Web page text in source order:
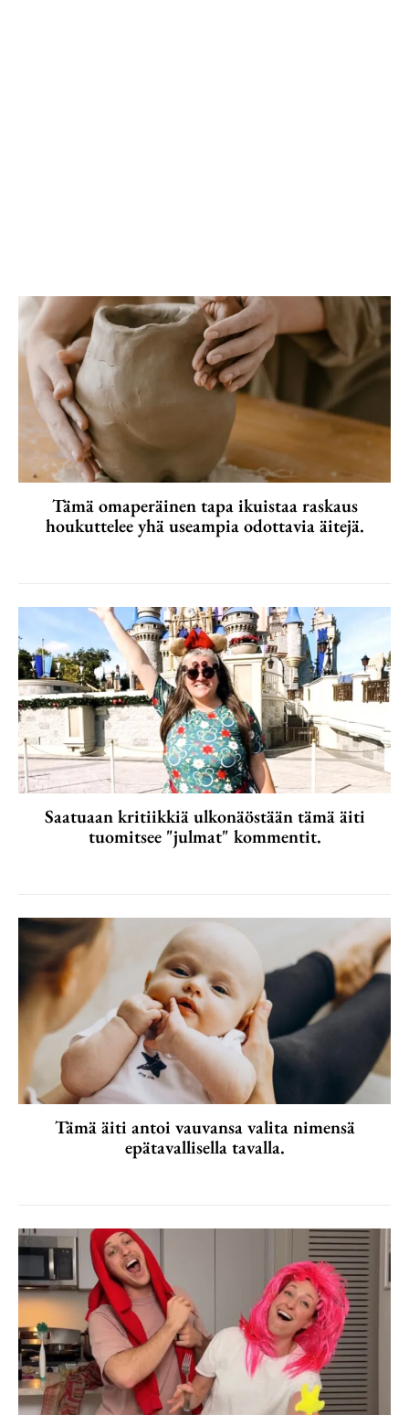
Tämä omaperäinen tapa ikuistaa raskaus
houkuttelee yhä useampia odottavia äitejä.
Saatuaan kritiikkiä ulkonäöstään tämä äiti
tuomitsee "julmat" kommentit.
Tämä äiti antoi vauvansa valita nimensä
epätavallisella tavalla.